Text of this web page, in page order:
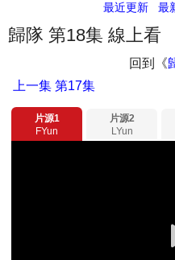
最近更新 最
歸隊 第18集 線上看
回到《
上一集 第17集
片源1
FYun
片源2
LYun